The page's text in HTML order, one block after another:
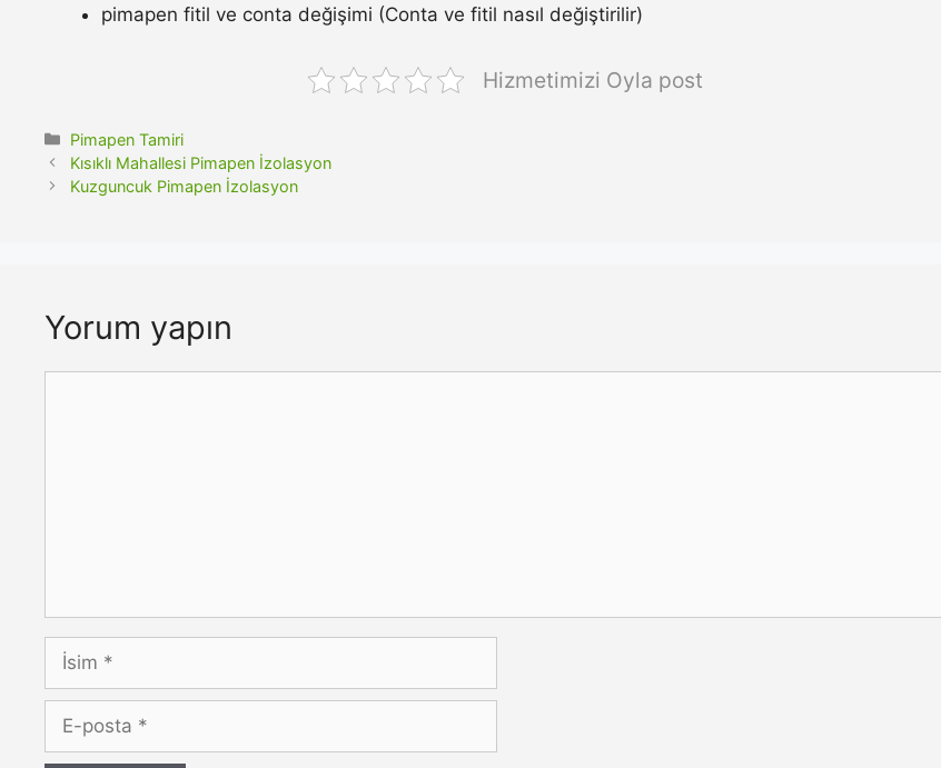
pimapen fitil ve conta değişimi (Conta ve fitil nasıl değiştirilir)
Hizmetimizi Oyla post
Kategoriler
Pimapen Tamiri
Kısıklı Mahallesi Pimapen İzolasyon
Kuzguncuk Pimapen İzolasyon
Yorum yapın
İsim
posta